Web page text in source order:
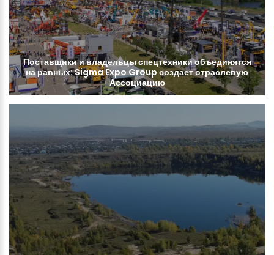
Поставщикиивладельцыспецтехникиобъединятся
наравных:SigmaExpoGroup создаетотраслевую
Ассоциацию